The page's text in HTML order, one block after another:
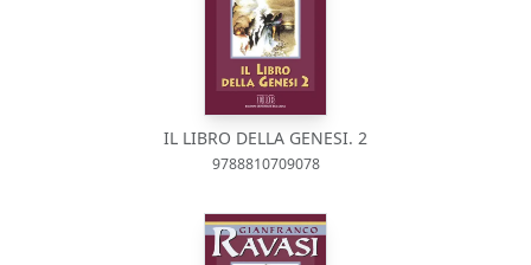
IL LIBRO DELLA GENESI. 2
9788810709078